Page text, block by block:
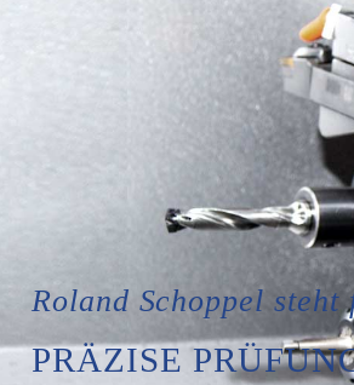
PRÄZISE
Roland Schoppel steht